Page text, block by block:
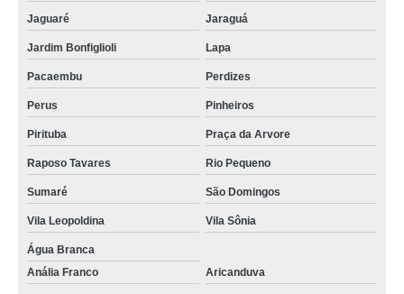
Jaguaré Jaraguá
Jardim Bonfiglioli Lapa
Pacaembu Perdizes
Perus Pinheiros
Pirituba Praça da Arvore
Raposo Tavares Rio Pequeno
Sumaré São Domingos
Vila Leopoldina Vila Sônia
Água Branca
Anália Franco
Aricanduva